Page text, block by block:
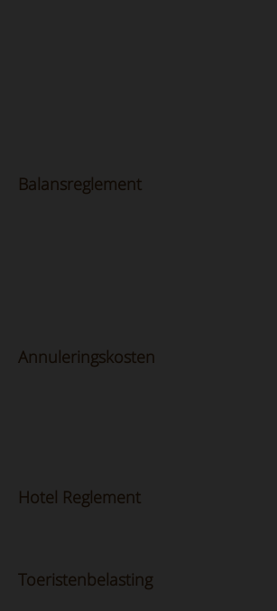
Balansreglement
Annuleringskosten
Hotel Reglement
Toeristenbelasting